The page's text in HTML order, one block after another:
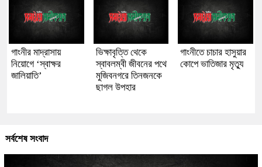
গাংনীর মাদ্রাসায়
নিয়োগে ‘স্বাক্ষর
জালিয়াতি’
ভিক্ষাবৃত্তি থেকে
স্বাবলম্বী জীবনের পথে
মুজিবনগরে তিনজনকে
ছাগল উপহার
গাংনীতে চাচার হাসুয়ার
কোপে ভাতিজার মৃত্যু
সর্বশেষ সংবাদ